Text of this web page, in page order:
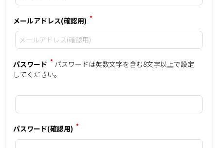
メールアドレス(確認用) *
パスワード * パスワードは英数文字を含む8文字以上で設定
してください。
パスワード(確認用) *